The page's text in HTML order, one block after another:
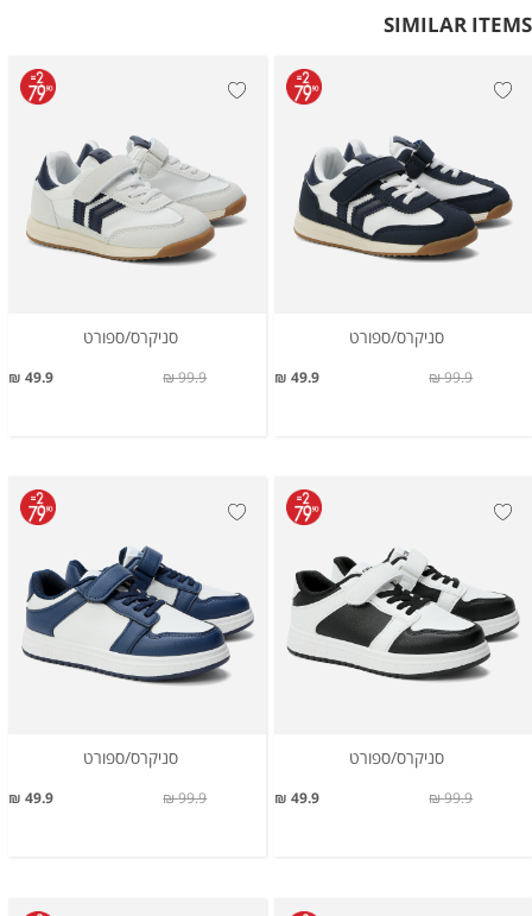
SIMILAR ITEMS
סניקרס/ספורט
49.9 ₪ 99.9 ₪
סניקרס/ספורט
49.9 ₪ 99.9 ₪
סניקרס/ספורט
49.9 ₪ 99.9 ₪
סניקרס/ספורט
49.9 ₪ 99.9 ₪